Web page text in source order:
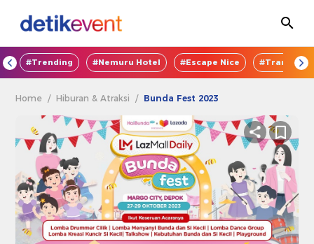
#Trending #Nemuru Hotel #Escape Nice
Home /Hiburan & Atraksi / Bunda Fest 2023